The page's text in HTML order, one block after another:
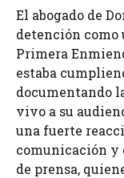
El abogado de
detención como
Primera
estaba
documentando
vivo a su
una fuerte
comunicación y
de prensa,